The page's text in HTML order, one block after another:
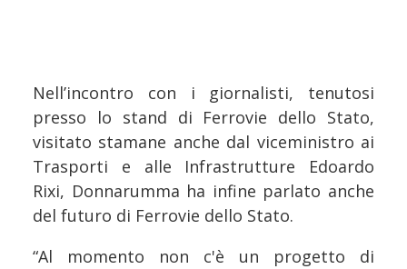
Nell’incontro con i giornalisti, tenutosi
presso lo stand di Ferrovie dello Stato,
visitato stamane anche dal viceministro ai
Trasporti e alle Infrastrutture Edoardo
Rixi, Donnarumma ha infine parlato anche
del futuro di Ferrovie dello Stato.
“Al momento non c'è un progetto di